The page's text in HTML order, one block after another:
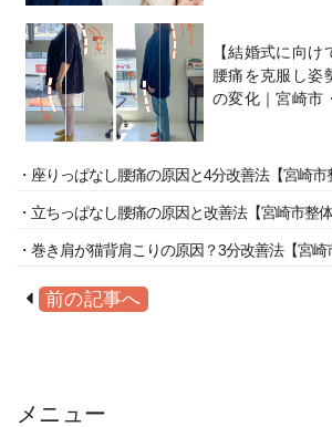
【結婚式に向け
腰痛を克服し姿
の変化｜宮崎市
・座りっぱなし腰痛の原因と4分改善法【宮崎市
・立ちっぱなし腰痛の原因と改善法【宮崎市整体
・巻き肩が猫背肩こりの原因？3分改善法【宮崎
前の記事へ
メニュー